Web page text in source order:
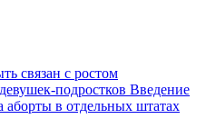
связан с ростом
подростков Введение
аборты в отдельных штатах